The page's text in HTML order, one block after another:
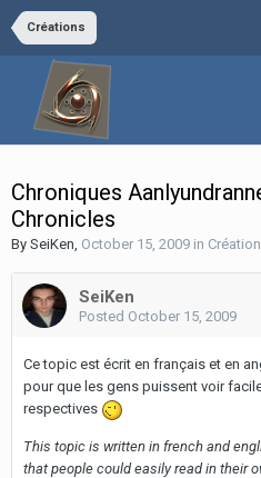
Créations
Chroniques
Chronicles
By SeiKen, October 15, 2009 in
SeiKen
Posted October 15, 2009
Ce topic est écrit en français et en
pour que les gens puissent voir
respectives
This topic is written in french and
that people could easily read in their